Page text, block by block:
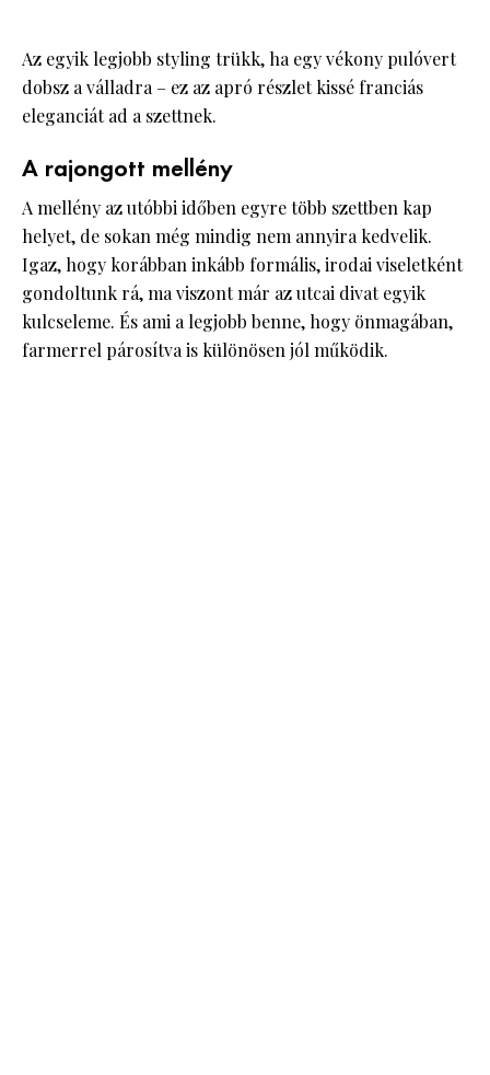
Az egyik legjobb styling trükk, ha egy vékony pulóvert
dobsz a válladra – ez az apró részlet kissé franciás
eleganciát ad a szettnek.
A rajongott mellény
A mellény az utóbbi időben egyre több szettben kap
helyet, de sokan még mindig nem annyira kedvelik.
Igaz, hogy korábban inkább formális, irodai viseletként
gondoltunk rá, ma viszont már az utcai divat egyik
kulcseleme. És ami a legjobb benne, hogy önmagában,
farmerrel párosítva is különösen jól működik.